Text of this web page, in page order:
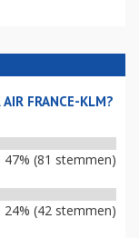
FRANCE-KLM?
47% (81 stemmen)
24% (42 stemmen)